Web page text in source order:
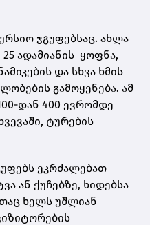
ჯგუფებსაც. ახლა
25 ადამიანის ყოფნა,
და სხვა ხმის
გამოყენება. ამ
დან 400 ევრომდე
ტურების
ეკრძალებათ
ან ქუჩებზე, ხიდებსა
ხელს უშლიან